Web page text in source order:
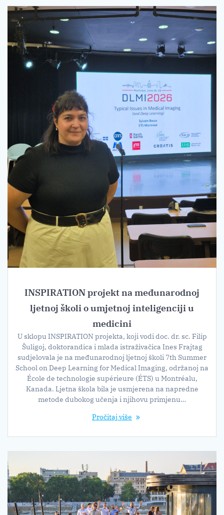
INSPIRATION projekt na međunarodnoj
ljetnoj školi o umjetnoj inteligenciji u
medicini
U sklopu INSPIRATION projekta, koji vodi doc. dr. sc. Filip
Šuligoj, doktorandica i mlada istraživačica Ines Frajtag
sudjelovala je na međunarodnoj ljetnoj školi 7th Summer
School on Deep Learning for Medical Imaging, održanoj na
École de technologie supérieure (ÉTS) u Montréalu,
Kanada. Ljetna škola bila je usmjerena na napredne
metode dubokog učenja i njihovu primjenu…
Pročitaj više